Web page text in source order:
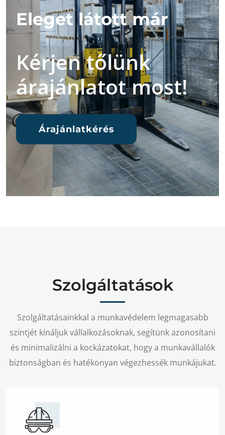
Eleget látott már
Kérjen tőlünk
árajánlatot most!
Árajánlatkérés
Szolgáltatások
Szolgáltatásainkkal a munkavédelem legmagasabb
szintjét kínáljuk vállalkozásoknak, segítünk azonosítani
és minimalizálni a kockázatokat, hogy a munkavállalók
biztonságban és hatékonyan végezhessék munkájukat.